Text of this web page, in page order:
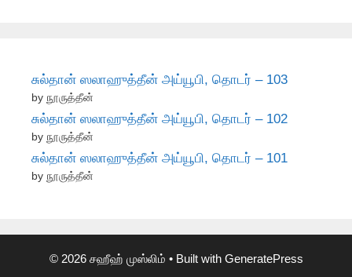
சுல்தான் ஸலாஹுத்தீன் அய்யூபி, தொடர் – 103
by நூருத்தீன்
சுல்தான் ஸலாஹுத்தீன் அய்யூபி, தொடர் – 102
by நூருத்தீன்
சுல்தான் ஸலாஹுத்தீன் அய்யூபி, தொடர் – 101
by நூருத்தீன்
© 2026 சஹீஹ் முஸ்லிம் • Built with GeneratePress